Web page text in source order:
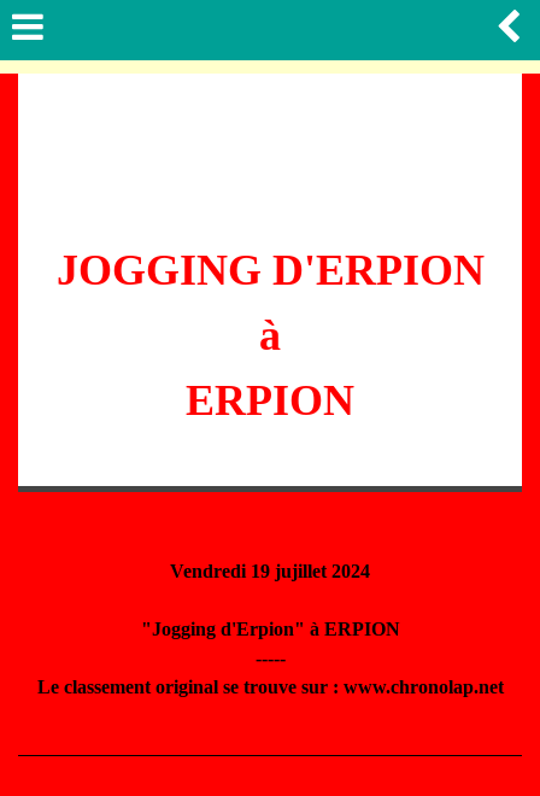
JOGGING D'ERPION
à
ERPION
Vendredi 19 jujillet 2024
"Jogging d'Erpion" à ERPION
-----
Le classement original se trouve sur : www.chronolap.net